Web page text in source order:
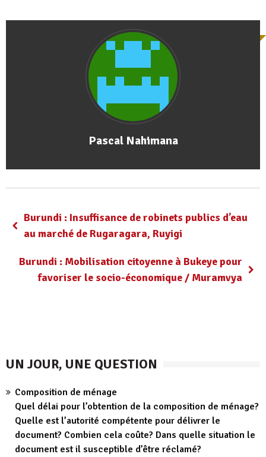
Pascal Nahimana
Burundi : Insuffisance de robinets publics d’eau
au marché de Rugaragara, Ruyigi
Burundi : Mobilisation citoyenne à Bukeye pour
favoriser le socio-économique / Muramvya
UN JOUR, UNE QUESTION
Composition de ménage
Quel délai pour l’obtention de la composition de ménage?
Quelle est l’autorité compétente pour délivrer le
document? Combien cela coûte? Dans quelle situation le
document est il susceptible d’être réclamé?